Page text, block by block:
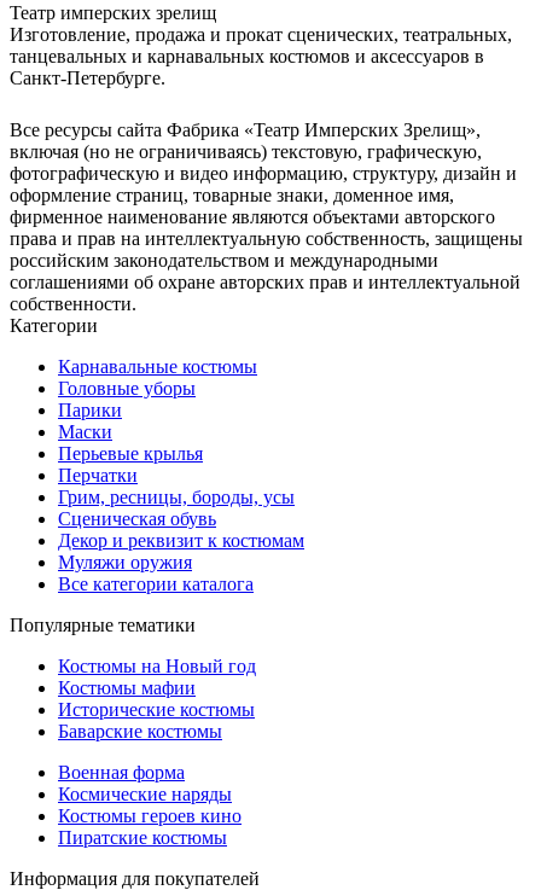
Театр имперских зрелищ
Изготовление, продажа и прокат сценических, театральных,
танцевальных и карнавальных костюмов и аксессуаров в
Санкт-Петербурге.
Все ресурсы сайта Фабрика «Театр Имперских Зрелищ»,
включая (но не ограничиваясь) текстовую, графическую,
фотографическую и видео информацию, структуру, дизайн и
оформление страниц, товарные знаки, доменное имя,
фирменное наименование являются объектами авторского
права и прав на интеллектуальную собственность, защищены
российским законодательством и международными
соглашениями об охране авторских прав и интеллектуальной
собственности.
Категории
Карнавальные костюмы
Головные уборы
Парики
Маски
Перьевые крылья
Перчатки
Грим, ресницы, бороды, усы
Сценическая обувь
Декор и реквизит к костюмам
Муляжи оружия
Все категории каталога
Популярные тематики
Костюмы на Новый год
Костюмы мафии
Исторические костюмы
Баварские костюмы
Военная форма
Космические наряды
Костюмы героев кино
Пиратские костюмы
Информация для покупателей